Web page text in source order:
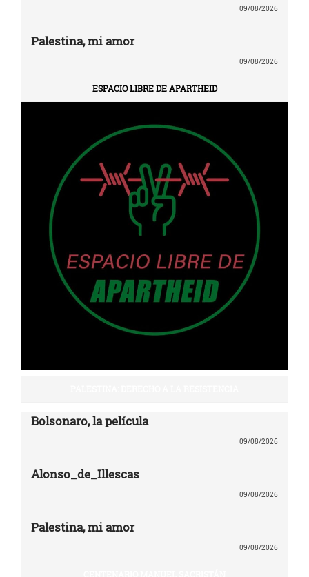
09/08/2026
Palestina, mi amor
09/08/2026
ESPACIO LIBRE DE APARTHEID
Bolsonaro, la película
09/08/2026
Alonso_de_Illescas
09/08/2026
Palestina, mi amor
09/08/2026